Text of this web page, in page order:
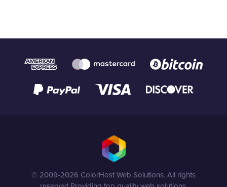
© 2009-2026 ColorHost Web Solutions. All rights